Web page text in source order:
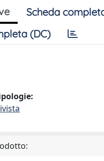
Scheda
(DC)